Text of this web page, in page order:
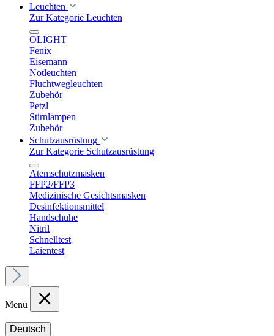
Leuchten
Zur Kategorie Leuchten
OLIGHT
Fenix
Eisemann
Notleuchten
Fluchtwegleuchten
Zubehör
Petzl
Stirnlampen
Zubehör
Schutzausrüstung
Zur Kategorie Schutzausrüstung
Atemschutzmasken
FFP2/FFP3
Medizinische Gesichtsmasken
Desinfektionsmittel
Handschuhe
Nitril
Schnelltest
Laientest
Menü
Deutsch